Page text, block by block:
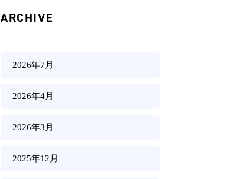
ARCHIVE
2026年7月
2026年4月
2026年3月
2025年12月